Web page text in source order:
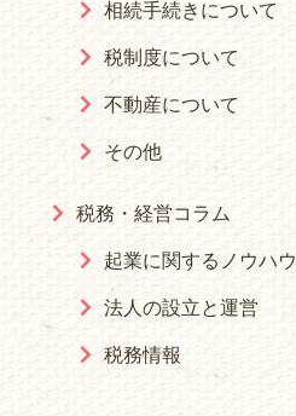
相続手続きについて
税制度について
不動産について
その他
税務・経営コラム
起業に関するノウハウ
法人の設立と運営
税務情報